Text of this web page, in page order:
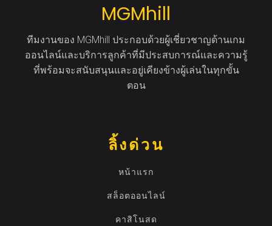
MGMhill
ทีมงานของ MGMhill ประกอบด้วยผู้เชี่ยวชาญด้านเกม
ออนไลน์และบริการลูกค้าที่มีประสบการณ์และความรู้
ที่พร้อมจะสนับสนุนและอยู่เคียงข้างผู้เล่นในทุกขั้น
ตอน
ลิ้งด่วน
หน้าแรก
สล็อตออนไลน์
คาสิโนสด